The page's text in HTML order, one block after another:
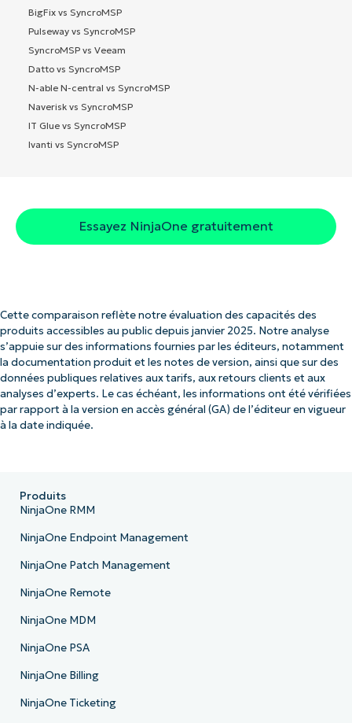
BigFix vs SyncroMSP
Pulseway vs SyncroMSP
SyncroMSP vs Veeam
Datto vs SyncroMSP
N-able N-central vs SyncroMSP
Naverisk vs SyncroMSP
IT Glue vs SyncroMSP
Ivanti vs SyncroMSP
Essayez NinjaOne gratuitement
Cette comparaison reflète notre évaluation des capacités des
produits accessibles au public depuis janvier 2025. Notre analyse
s’appuie sur des informations fournies par les éditeurs, notamment
la documentation produit et les notes de version, ainsi que sur des
données publiques relatives aux tarifs, aux retours clients et aux
analyses d’experts. Le cas échéant, les informations ont été vérifiées
par rapport à la version en accès général (GA) de l’éditeur en vigueur
à la date indiquée.
Produits
NinjaOne RMM
NinjaOne Endpoint Management
NinjaOne Patch Management
NinjaOne Remote
NinjaOne MDM
NinjaOne PSA
NinjaOne Billing
NinjaOne Ticketing